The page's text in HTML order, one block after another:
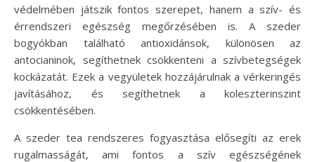
védelmében játszik fontos szerepet, hanem a szív- és
érrendszeri egészség megőrzésében is. A szeder
bogyókban található antioxidánsok, különösen az
antocianinok, segíthetnek csökkenteni a szívbetegségek
kockázatát. Ezek a vegyületek hozzájárulnak a vérkeringés
javításához, és segíthetnek a koleszterinszint
csökkentésében.
A szeder tea rendszeres fogyasztása elősegíti az erek
rugalmasságát, ami fontos a szív egészségének